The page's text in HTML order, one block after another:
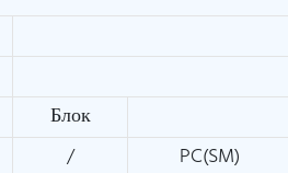
Блок
/ PC(SM)